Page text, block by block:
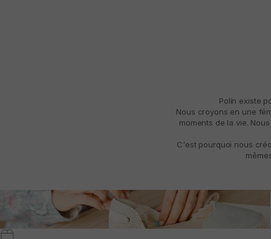
Polín existe
Nous croyons en une
moments de la vie.
C'est pourquoi nous